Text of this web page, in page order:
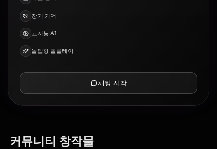
장기 기억
고지능 AI
몰입형 롤플레이
채팅 시작
커뮤니티 창작물